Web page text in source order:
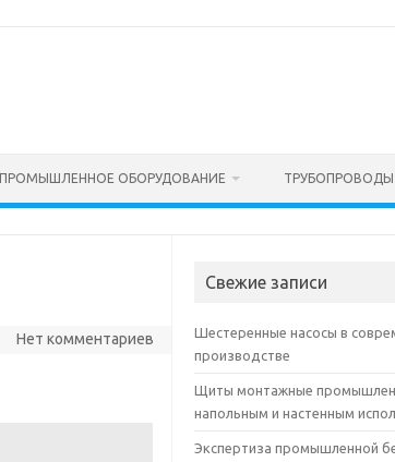
ПРОМЫШЛЕННОЕ ОБОРУДОВАНИЕ ТРУБОПРОВОДЫ
Нет комментариев
Свежие записи
Шестеренные насосы в
производстве
Щиты монтажные
напольным и настенным
Экспертиза промышленной